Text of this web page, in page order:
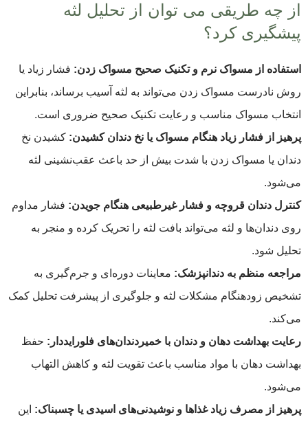
از چه طریقی می توان از تحلیل لثه
پیشگیری کرد؟
استفاده از مسواک نرم و تکنیک صحیح مسواک زدن: فشار زیاد یا
روش نادرست مسواک زدن می‌تواند به لثه آسیب برساند، بنابراین
انتخاب مسواک مناسب و رعایت تکنیک صحیح ضروری است.
پرهیز از فشار زیاد هنگام مسواک یا نخ دندان کشیدن: کشیدن نخ
دندان یا مسواک زدن با شدت بیش از حد باعث عقب‌نشینی لثه
می‌شود.
کنترل دندان قروچه و فشار غیرطبیعی هنگام جویدن: فشار مداوم
روی دندان‌ها و لثه می‌تواند بافت لثه را تحریک کرده و منجر به
تحلیل شود.
مراجعه منظم به دندانپزشک: معاینات دوره‌ای و جرم‌گیری به
تشخیص زودهنگام مشکلات لثه و جلوگیری از پیشرفت تحلیل کمک
می‌کند.
رعایت بهداشت دهان و دندان با خمیردندان‌های فلورایددار: حفظ
بهداشت دهان با مواد مناسب باعث تقویت لثه و کاهش التهاب
می‌شود.
پرهیز از مصرف زیاد غذاها و نوشیدنی‌های اسیدی یا چسبناک: این